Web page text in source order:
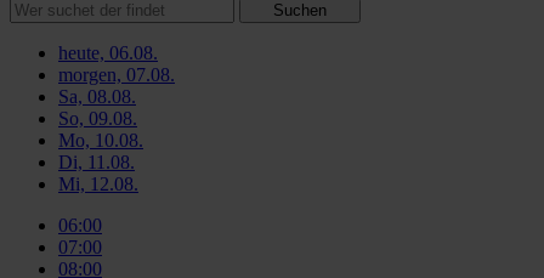
Suchen
heute, 06.08.
morgen, 07.08.
Sa, 08.08.
So, 09.08.
Mo, 10.08.
Di, 11.08.
Mi, 12.08.
06:00
07:00
08:00